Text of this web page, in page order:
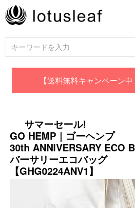
【送料無料キャンペーン中
サマーセール!
GO HEMP｜ゴーヘンプ
30th ANNIVERSARY ECO
バーサリーエコバッグ
【GHG0224ANV1】